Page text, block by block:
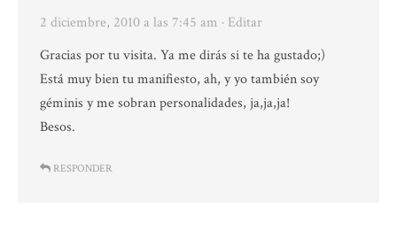
2 diciembre, 2010 a las 7:45 am · Editar
Gracias por tu visita. Ya me dirás si te ha gustado;)
Está muy bien tu manifiesto, ah, y yo también soy
géminis y me sobran personalidades, ja,ja,ja!
Besos.
RESPONDER